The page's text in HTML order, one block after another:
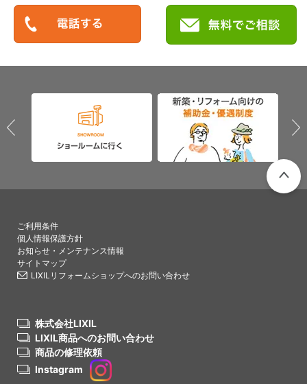
ご利用条件
個人情報保護方針
お知らせ・メンテナンス情報
サイトマップ
LIXILリフォームショップへのお問い合わせ
株式会社LIXIL
LIXIL商品へのお問い合わせ
商品の修理依頼
Instagram